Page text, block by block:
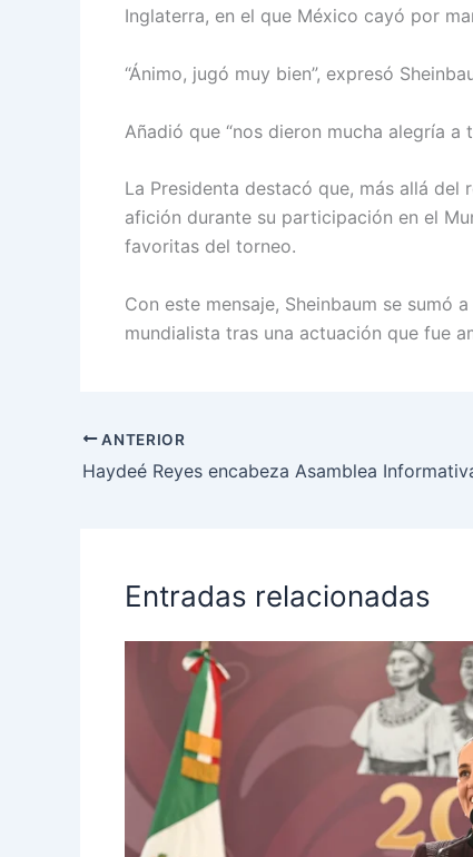
Inglaterra, en el que México cayó por
“Ánimo, jugó muy bien”, expresó
Añadió que “nos dieron mucha alegría
La Presidenta destacó que, más allá
afición durante su participación en el
favoritas del torneo.
Con este mensaje, Sheinbaum se
mundialista tras una actuación que fue
ANTERIOR
Entradas relacionadas